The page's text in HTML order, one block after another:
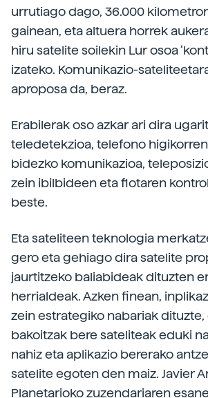
urrutiago dago, 36.000
gainean, eta altuera horrek
hiru satelite soilekin Lur osoa
izateko. Komunikazio-
aproposa da, beraz.
Erabilerak oso azkar ari dira
teledetekzioa, telefono
bidezko komunikazioa,
zein ibilbideen eta flotaren
beste.
Eta sateliteen teknologia
gero eta gehiago dira satelite
jaurtitzeko baliabideak dituzten
herrialdeak. Azken finean,
zein estrategiko nabariak
bakoitzak bere sateliteak eduki
nahiz eta aplikazio bererako
satelite egoten den maiz. Javier
Planetarioko zuzendariaren